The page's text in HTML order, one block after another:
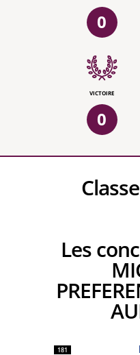
0
VICTOIRE
0
Les concurrentes ST
181